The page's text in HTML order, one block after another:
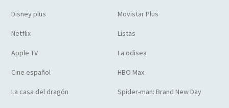
Disney plus Movistar Plus
Netflix Listas
Apple TV La odisea
Cine español HBO Max
La casa del dragón Spider-man: Brand New Day